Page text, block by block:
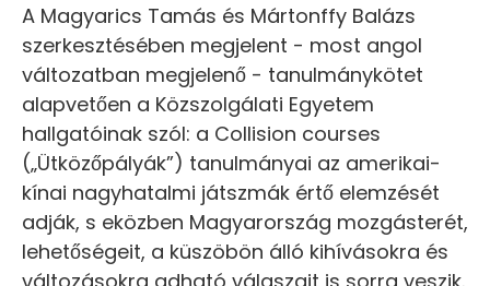
A Magyarics Tamás és Mártonffy Balázs
szerkesztésében megjelent - most angol
változatban megjelenő - tanulmánykötet
alapvetően a Közszolgálati Egyetem
hallgatóinak szól: a Collision courses
(„Ütközőpályák”) tanulmányai az amerikai-
kínai nagyhatalmi játszmák értő elemzését
adják, s eközben Magyarország mozgásterét,
lehetőségeit, a küszöbön álló kihívásokra és